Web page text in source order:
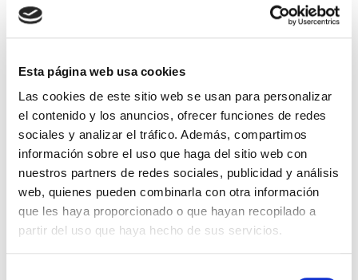
Esta página web usa cookies
Las cookies de este sitio web se usan para personalizar
el contenido y los anuncios, ofrecer funciones de redes
sociales y analizar el tráfico. Además, compartimos
información sobre el uso que haga del sitio web con
nuestros partners de redes sociales, publicidad y análisis
web, quienes pueden combinarla con otra información
que les haya proporcionado o que hayan recopilado a
partir del uso que haya hecho de sus servicios.
De manera habitual nos es más familiar asociar el
legrado con la interrupción de un embarazo bien
voluntaria. En este caso la […]
Leer más >